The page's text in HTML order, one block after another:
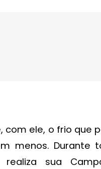
com ele, o frio que
menos. Durante
realiza sua